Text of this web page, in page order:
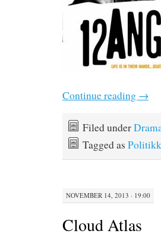
Continue reading →
Filed under
Tagged as Politikk
NOVEMBER 14, 2013 · 19:00
Cloud Atlas